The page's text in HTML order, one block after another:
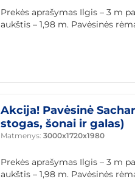
Prekės aprašymas Ilgis – 3 m
aukštis – 1,98 m. Pavėsinės
Akcija! Pavėsinė
stogas, šonai ir galas)
Matmenys: 3000x1720x1980
Prekės aprašymas Ilgis – 3 m
aukštis – 1,98 m. Pavėsinės